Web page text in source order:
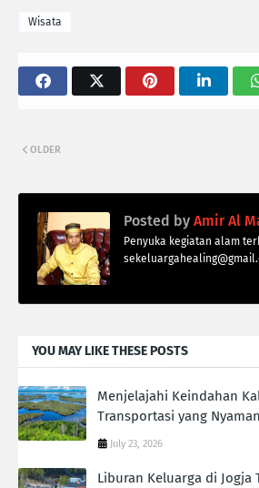
Wisata
OLDER
Posted by Amir Al
Penyuka kegiatan alam
YOU MAY LIKE THESE POSTS
Menjelajahi Keindahan
Transportasi yang Nyaman
July 23, 2026
Liburan Keluarga di Jogja